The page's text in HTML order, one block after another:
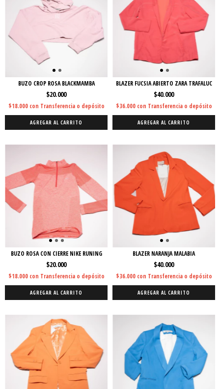
BUZO CROP ROSA BLACKMAMBA
$20.000
$18.000 con Transferencia o depósito
AGREGAR AL CARRITO
BLAZER FUCSIA ABIERTO ZARA TRAFALUC
$40.000
$36.000 con Transferencia o depósito
AGREGAR AL CARRITO
BUZO ROSA CON CIERRE NIKE RUNING
$20.000
$18.000 con Transferencia o depósito
AGREGAR AL CARRITO
BLAZER NARANJA MALABIA
$40.000
$36.000 con Transferencia o depósito
AGREGAR AL CARRITO